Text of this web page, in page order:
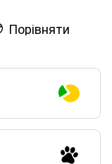
Порівняти